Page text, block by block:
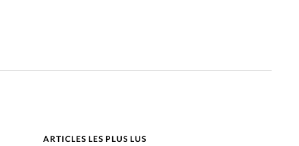
ARTICLES LES PLUS LUS